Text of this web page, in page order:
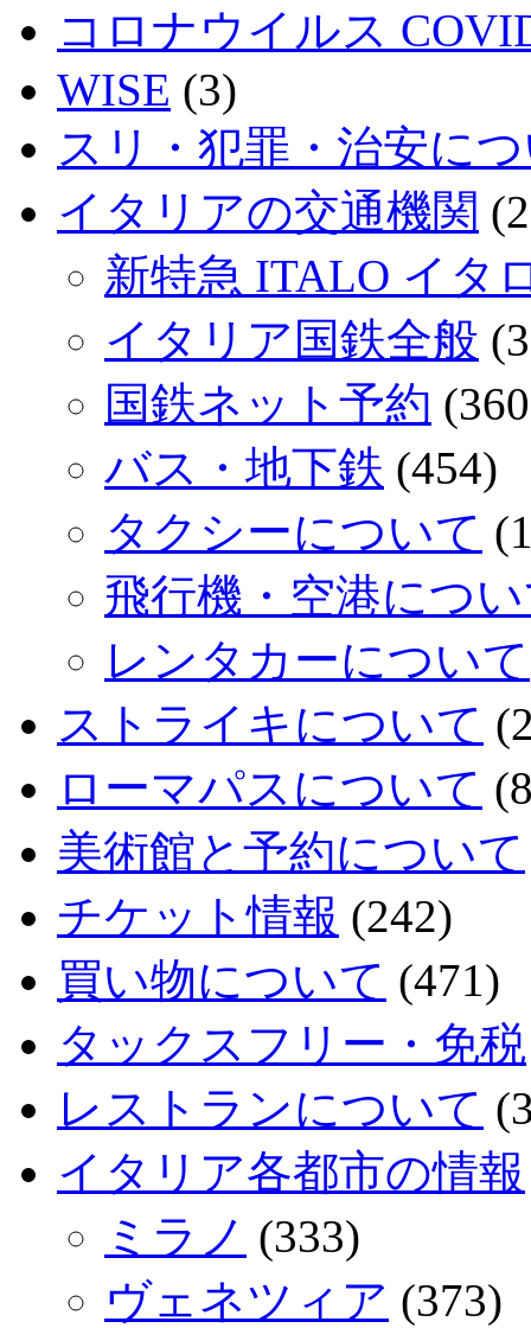
コロナウイルス
WISE (3)
スリ・犯罪・治安に
イタリアの交通機関
新特急 ITALO イタ
イタリア国鉄全般
国鉄ネット予約
バス・地下鉄 (454)
タクシーについて
飛行機・空港につ
レンタカーについて
ストライキについて
ローマパスについて
美術館と予約について
チケット情報 (242)
買い物について (471)
タックスフリー・免税
レストランについて
イタリア各都市の情報
ミラノ (333)
ヴェネツィア (373)